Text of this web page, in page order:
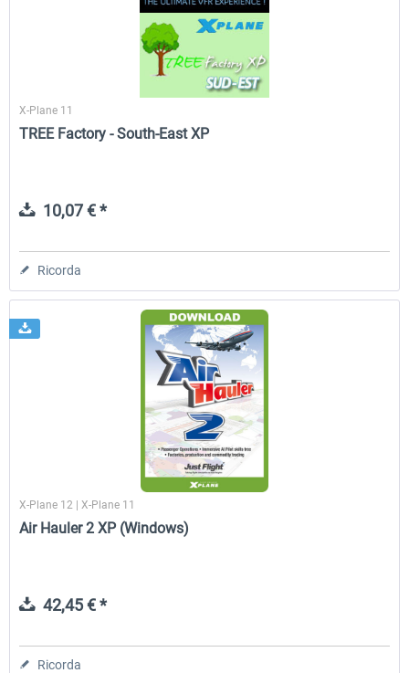
X-Plane 11
TREE Factory - South-East XP
10,07 € *
Ricorda
X-Plane 12 | X-Plane 11
Air Hauler 2 XP (Windows)
42,45 € *
Ricorda